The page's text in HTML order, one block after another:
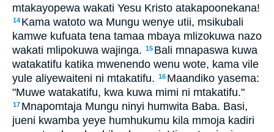
mtakayopewa wakati Yesu Kristo atakapoonekana!
14 Kama watoto wa Mungu wenye utii, msikubali
kamwe kufuata tena tamaa mbaya mlizokuwa nazo
wakati mlipokuwa wajinga. 15 Bali mnapaswa kuwa
watakatifu katika mwenendo wenu wote, kama vile
yule aliyewaiteni ni mtakatifu. 16 Maandiko yasema:
"Muwe watakatifu, kwa kuwa mimi ni mtakatifu."
17 Mnapomtaja Mungu ninyi humwita Baba. Basi,
jueni kwamba yeye humhukumu kila mmoja kadiri